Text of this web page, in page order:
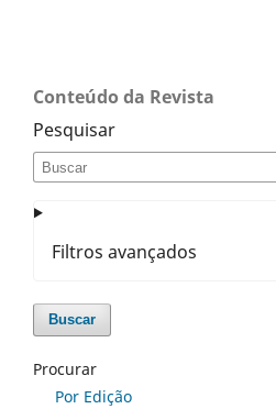
Conteúdo da Revista
Pesquisar
Filtros avançados
Buscar
Procurar
Por Edição